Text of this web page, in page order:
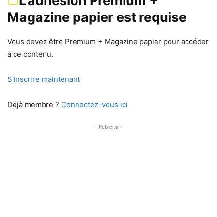
Magazine papier est requise
Vous devez être Premium + Magazine papier pour accéder
à ce contenu.
S’inscrire maintenant
Déjà membre ? Connectez-vous ici
- Publicité -